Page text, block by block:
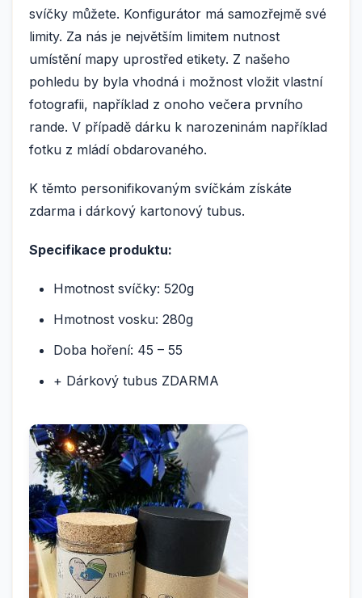
svíčky můžete. Konfigurátor má samozřejmě své
limity. Za nás je největším limitem nutnost
umístění mapy uprostřed etikety. Z našeho
pohledu by byla vhodná i možnost vložit vlastní
fotografii, například z onoho večera prvního
rande. V případě dárku k narozeninám například
fotku z mládí obdarovaného.
K těmto personifikovaným svíčkám získáte
zdarma i dárkový kartonový tubus.
Specifikace produktu:
Hmotnost svíčky: 520g
Hmotnost vosku: 280g
Doba hoření: 45 – 55
+ Dárkový tubus ZDARMA